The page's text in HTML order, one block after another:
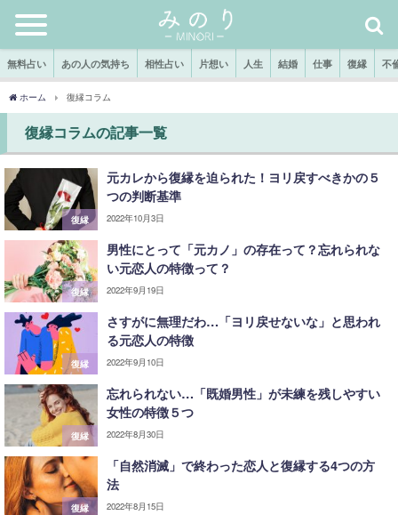
無料占い あの人の気持ち 相性占い 片想い 人生 結婚 仕事 復縁 不
ホーム 復縁コラム
復縁コラムの記事一覧
復縁
元カレから復縁を迫られた！ヨリ戻すべきかの５
つの判断基準
2022年10月3日
復縁
男性にとって「元カノ」の存在って？忘れられな
い元恋人の特徴って？
2022年9月19日
復縁
さすがに無理だわ…「ヨリ戻せないな」と思われ
る元恋人の特徴
2022年9月10日
復縁
忘れられない…「既婚男性」が未練を残しやすい
女性の特徴５つ
2022年8月30日
復縁
「自然消滅」で終わった恋人と復縁する4つの方
法
2022年8月15日